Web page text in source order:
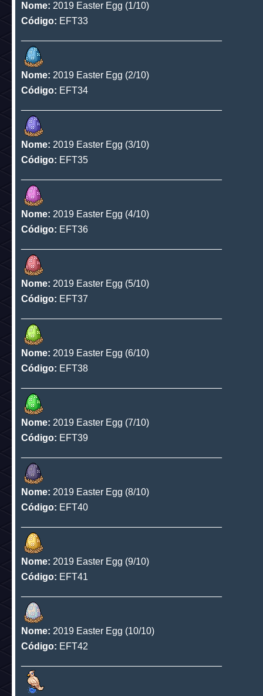
Nome: Snow White - Chapter 2
Código: EFT29
______________________________________
Nome: Snow White - Chapter 3
Código: EFT30
______________________________________
Nome: 2019 Easter Egg (1/10)
Código: EFT33
______________________________________
Nome: 2019 Easter Egg (2/10)
Código: EFT34
______________________________________
Nome: 2019 Easter Egg (3/10)
Código: EFT35
______________________________________
Nome: 2019 Easter Egg (4/10)
Código: EFT36
______________________________________
Nome: 2019 Easter Egg (5/10)
Código: EFT37
______________________________________
Nome: 2019 Easter Egg (6/10)
Código: EFT38
______________________________________
Nome: 2019 Easter Egg (7/10)
Código: EFT39
______________________________________
Nome: 2019 Easter Egg (8/10)
Código: EFT40
______________________________________